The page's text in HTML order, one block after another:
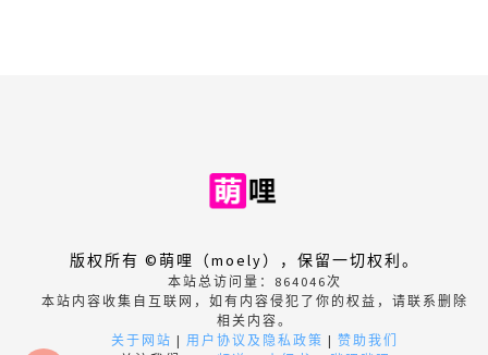
版权所有 ©萌哩（moely），保留一切权利。
本站总访问量： 864046次
本站内容收集自互联网，如有内容侵犯了你的权益，请联系删除
相关内容。
关于网站 | 用户协议及隐私政策 | 赞助我们